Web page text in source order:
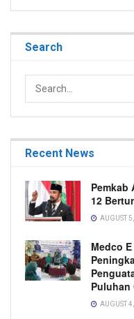
Search
Recent News
Pemkab
12
AUGUST
Medco
Puluhan
AUGUST